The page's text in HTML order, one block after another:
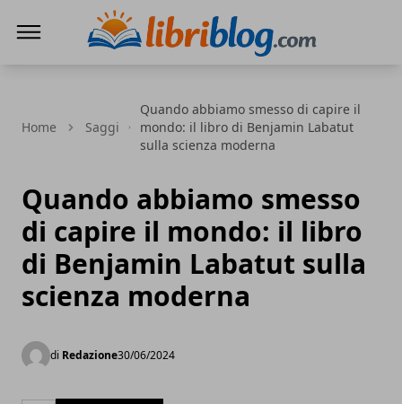
Home Saggi
Quando abbiamo smesso di capire il
mondo: il libro di Benjamin Labatut
sulla scienza moderna
Quando abbiamo smesso
di capire il mondo: il libro
di Benjamin Labatut sulla
scienza moderna
di Redazione30/06/2024